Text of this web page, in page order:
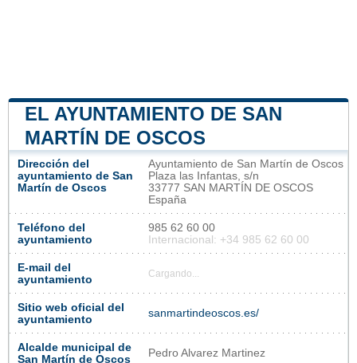
EL AYUNTAMIENTO DE SAN
MARTÍN DE OSCOS
Dirección del
ayuntamiento de San
Martín de Oscos
Ayuntamiento de San Martín de Oscos
Plaza las Infantas, s/n
33777 SAN MARTÍN DE OSCOS
España
Teléfono del
ayuntamiento
985 62 60 00
Internacional: +34 985 62 60 00
E-mail del
ayuntamiento
Cargando...
Sitio web oficial del
ayuntamiento
sanmartindeoscos.es/
Alcalde municipal de
San Martín de Oscos
Pedro Alvarez Martinez